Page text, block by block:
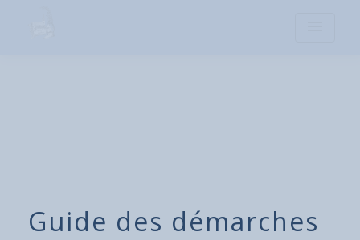
Guide des démarches